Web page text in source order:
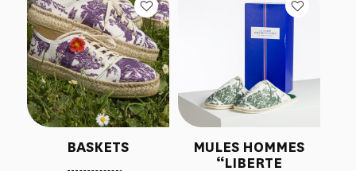
BASKETS
MULES HOMMES
“LIBERTE